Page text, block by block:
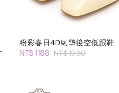
粉彩春日4D氣墊後空低跟鞋
NT$ 1188 NT$ 1980